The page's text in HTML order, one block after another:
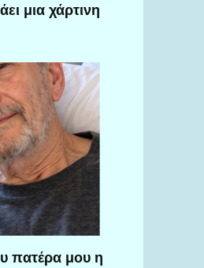
μια χάρτινη
πατέρα μου η